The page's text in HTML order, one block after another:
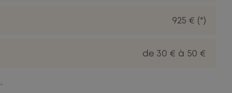
925 € (*)
de 30 € à 50 €